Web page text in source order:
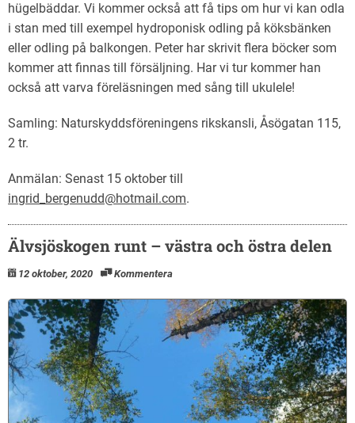
hügelbäddar. Vi kommer också att få tips om hur vi kan odla
i stan med till exempel hydroponisk odling på köksbänken
eller odling på balkongen. Peter har skrivit flera böcker som
kommer att finnas till försäljning. Har vi tur kommer han
också att varva föreläsningen med sång till ukulele!
Samling: Naturskyddsföreningens rikskansli, Åsögatan 115,
2 tr.
Anmälan: Senast 15 oktober till
ingrid_bergenudd@hotmail.com.
Älvsjöskogen runt – västra och östra delen
12 oktober, 2020 Kommentera